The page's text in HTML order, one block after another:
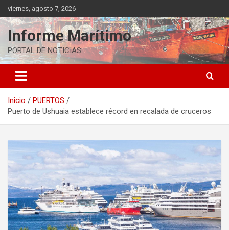
Saltar
al
contenido
viernes, agosto 7, 2026
Informe Marítimo
PORTAL DE NOTICIAS
Inicio
PUERTOS
Puerto de Ushuaia establece récord en recalada de cruceros